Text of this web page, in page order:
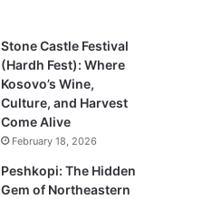
Stone Castle Festival
(Hardh Fest): Where
Kosovo’s Wine,
Culture, and Harvest
Come Alive
February 18, 2026
Peshkopi: The Hidden
Gem of Northeastern